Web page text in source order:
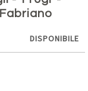
DISPONIBILE